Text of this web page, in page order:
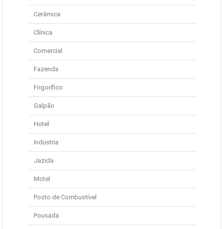
Cerâmica
Clínica
Comercial
Fazenda
Frigorífico
Galpão
Hotel
Indústria
Jazida
Motel
Posto de Combustível
Pousada